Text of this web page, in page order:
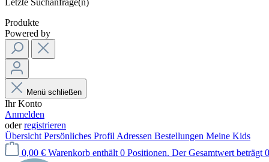
Letzte Suchanfrage(n)
Produkte
Powered by
Menü schließen
Ihr Konto
Anmelden
oderregistrieren
Übersicht Persönliches Profil Adressen Bestellungen Meine Kids
0,00 € Warenkorb enthält 0 Positionen. Der Gesamtwert beträgt